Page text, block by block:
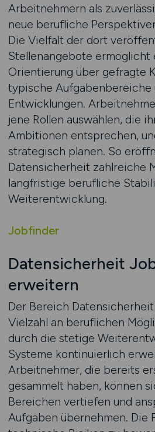
Arbeitnehmern als
neue berufliche
Die Vielfalt der dort
Stellenangebote
Orientierung über gefragte
typische Aufgabenbereiche
Entwicklungen.
jene Rollen auswählen, die
Ambitionen entsprechen,
strategisch planen. So
Datensicherheit zahlreiche
langfristige berufliche
Weiterentwicklung.
Jobfinder
Datensicherheit
erweitern
Der Bereich
Vielzahl an beruflichen
durch die stetige
Systeme kontinuierlich
Arbeitnehmer, die bereits
gesammelt haben, können
Bereichen vertiefen und
Aufgaben übernehmen. Die